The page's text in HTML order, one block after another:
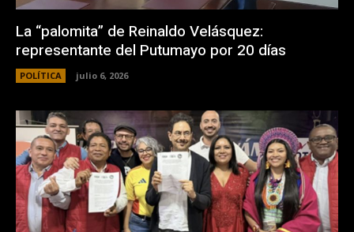
La “palomita” de Reinaldo Velásquez:
representante del Putumayo por 20 días
POLÍTICA julio 6, 2026